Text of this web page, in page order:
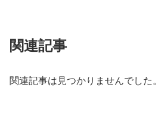
関連記事
関連記事は見つかりませんでした。